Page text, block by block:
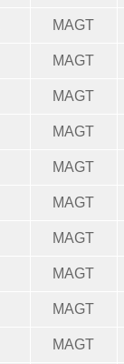
MAGT
MAGT
MAGT
MAGT
MAGT
MAGT
MAGT
MAGT
MAGT
MAGT